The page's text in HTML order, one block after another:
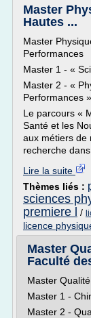
Master
Hautes ...
Master
Performances
Master 1 - «
Master 2 - «
Performances »
Le parcours «
Santé et les
aux métiers de
recherche dans
Lire la suite
Thèmes liés :
sciences
premiere l
/
licence
Master
Faculté
Master
Master 1 -
Master 2 -